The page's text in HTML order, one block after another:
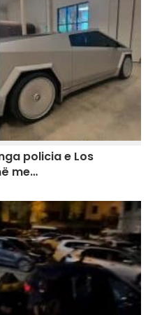
policia e Los
me…